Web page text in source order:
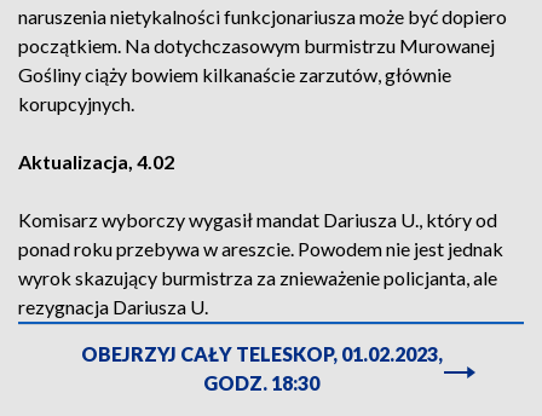
naruszenia nietykalności funkcjonariusza może być dopiero
początkiem. Na dotychczasowym burmistrzu Murowanej
Gośliny ciąży bowiem kilkanaście zarzutów, głównie
korupcyjnych.
Aktualizacja, 4.02
Komisarz wyborczy wygasił mandat Dariusza U., który od
ponad roku przebywa w areszcie. Powodem nie jest jednak
wyrok skazujący burmistrza za znieważenie policjanta, ale
rezygnacja Dariusza U.
OBEJRZYJ CAŁY TELESKOP, 01.02.2023,
GODZ. 18:30